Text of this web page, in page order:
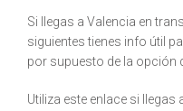
Si llegas a Valencia en
siguientes tienes info útil
por supuesto de la opción
Utiliza este enlace si llegas